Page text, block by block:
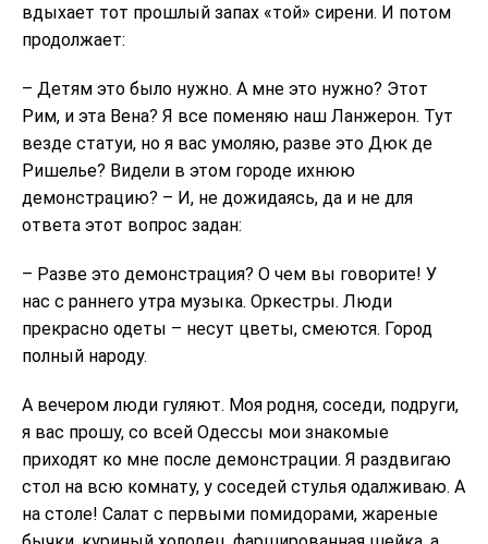
вдыхает тот прошлый запах «той» сирени. И потом
продолжает:
– Детям это было нужно. А мне это нужно? Этот
Рим, и эта Вена? Я все поменяю наш Ланжерон. Тут
везде статуи, но я вас умоляю, разве это Дюк де
Ришелье? Видели в этом городе ихнюю
демонстрацию? – И, не дожидаясь, да и не для
ответа этот вопрос задан:
– Разве это демонстрация? О чем вы говорите! У
нас с раннего утра музыка. Оркестры. Люди
прекрасно одеты – несут цветы, смеются. Город
полный народу.
А вечером люди гуляют. Моя родня, соседи, подруги,
я вас прошу, со всей Одессы мои знакомые
приходят ко мне после демонстрации. Я раздвигаю
стол на всю комнату, у соседей стулья одалживаю. А
на столе! Салат с первыми помидорами, жареные